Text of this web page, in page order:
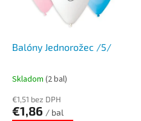
Balóny Jednorožec /5/
Skladom (2 bal)
€1,51 bez DPH
€1,86 / bal